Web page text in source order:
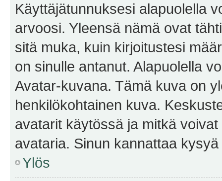
Käyttäjätunnuksesi alapuolella
arvoosi. Yleensä nämä ovat
sitä muka, kuin kirjoitustesi
on sinulle antanut. Alapuolella
Avatar-kuvana. Tämä kuva on
henkilökohtainen kuva.
avatarit käytössä ja mitkä
avataria. Sinun kannattaa
Ylös